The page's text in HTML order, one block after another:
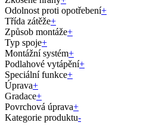
Odolnost proti opotřebení+
Třída zátěže+
Způsob montáže+
Typ spoje+
Montážní systém+
Podlahové vytápění+
Speciální funkce+
Úprava+
Gradace+
Povrchová úprava+
Kategorie produktu-